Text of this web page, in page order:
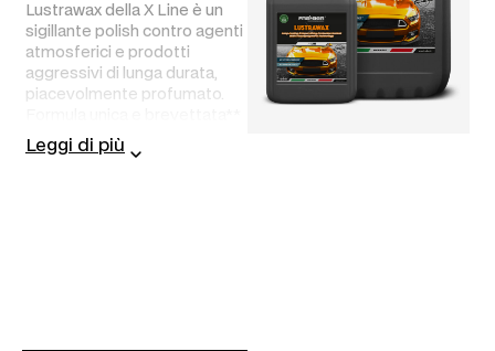
Lustrawax della X Line è un
sigillante polish contro agenti
atmosferici e prodotti
aggressivi di lunga durata,
piacevolmente profumato.
con tecnologia
“fluoropolimerica” per un
Leggi di più